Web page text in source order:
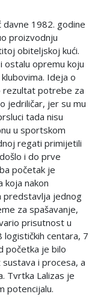
davne 1982. godine
proizvodnju
obiteljskoj kući.
ostalu opremu koju
Ideja o
rezultat potrebe za
jedriličar, jer su mu
tada nisu
u sportskom
regati primijetili
i do prve
početak je
koja nakon
predstavlja jednog
za spašavanje,
prisutnost u
logističkih centara, 7
početka je bilo
i procesa, a
Tvrtka Lalizas je
potencijalu.